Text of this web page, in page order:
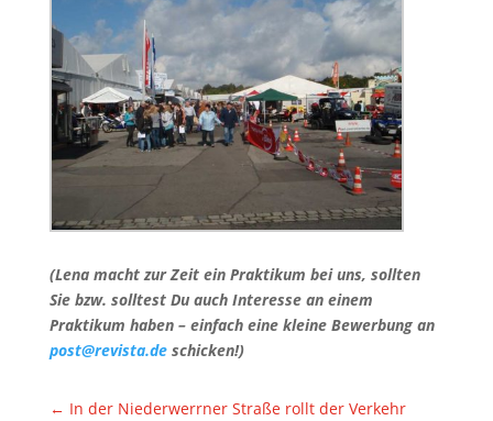
(Lena macht zur Zeit ein Praktikum bei uns, sollten
Sie bzw. solltest Du auch Interesse an einem
Praktikum haben – einfach eine kleine Bewerbung an
post@revista.deschicken!)
← In der Niederwerrner Straße rollt der Verkehr